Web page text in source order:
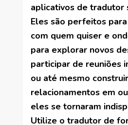
aplicativos de tradutor
Eles são perfeitos
com quem quiser e
para explorar novos
participar de reuniões
ou até mesmo construir
relacionamentos em
eles se tornaram
Utilize o tradutor de